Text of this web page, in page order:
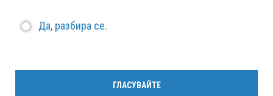
Да, разбира се.